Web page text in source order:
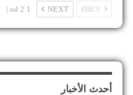
NEXT
1 od 2 |
أحدث الأخبار